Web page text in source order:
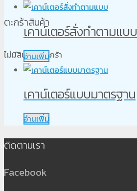
ตะกร้าสินค้า
ไม่มีสินค้าในตะกร้า
เคาน์เตอร์สั่งทำตามแบบ
อ่านเพิ่ม
เคาน์เตอร์แบบมาตรฐาน
อ่านเพิ่ม
ติดตามเรา
Facebook